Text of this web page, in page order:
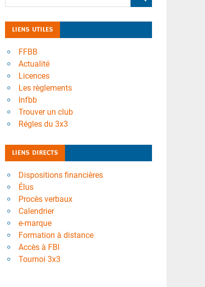
LIENS UTILES
FFBB
Actualité
Licences
Les règlements
Infbb
Trouver un club
Régles du 3x3
LIENS DIRECTS
Dispositions financières
Élus
Procès verbaux
Calendrier
e-marque
Formation à distance
Accès à FBI
Tournoi 3x3